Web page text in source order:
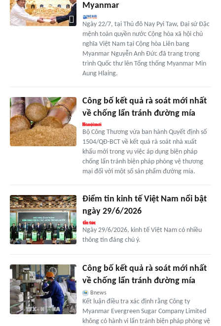
Myanmar
Ngày 22/7, tại Thủ đô Nay Pyi Taw, Đại sứ Đặc
mệnh toàn quyền nước Cộng hòa xã hội chủ
nghĩa Việt Nam tại Cộng hòa Liên bang
Myanmar Nguyễn Anh Đức đã trang trọng
trình Quốc thư lên Tổng thống Myanmar Min
Aung Hlaing.
Công bố kết quả rà soát mới nhất
về chống lẩn tránh đường mía
Bộ Công Thương vừa ban hành Quyết định số
1504/QĐ-BCT về kết quả rà soát nhà xuất
khẩu mới trong vụ việc áp dụng biện pháp
chống lẩn tránh biện pháp phòng vệ thương
mại đối với một số sản phẩm đường mía.
Điểm tin kinh tế Việt Nam nổi bật
ngày 29/6/2026
Ngày 29/6/2026, kinh tế Việt Nam có nhiều
thông tin đáng chú ý.
Công bố kết quả rà soát mới nhất
về chống lẩn tránh đường mía
Bnews
Kết luận điều tra xác định rằng Công ty
Myanmar Evergreen Sugar Company Limited
không có hành vi lẩn tránh biện pháp phòng vệ